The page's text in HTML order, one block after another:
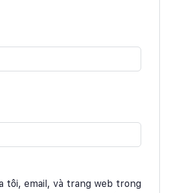
tôi, email, và trang web trong